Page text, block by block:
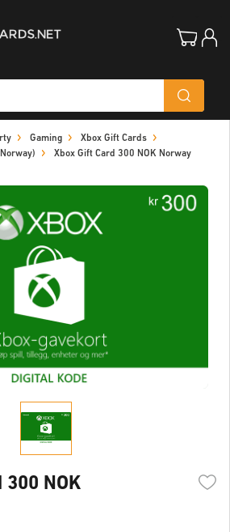
Gaming
Xbox Gift Cards
Xbox Gift Card 300 NOK Norway
300 NOK